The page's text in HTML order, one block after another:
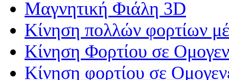
Μαγνητική Φιάλη 3D
Κίνηση πολλών φορτίων
Κίνηση Φορτίου σε
Κίνηση φορτίου σε